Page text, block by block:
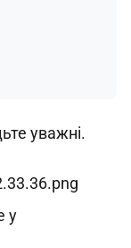
уважні.
у